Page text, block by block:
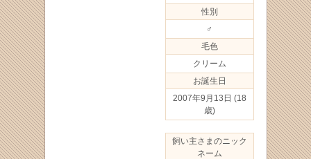
性別
♂
毛色
クリーム
お誕生日
2007年9月13日 (18
歳)
飼い主さまのニック
ネーム